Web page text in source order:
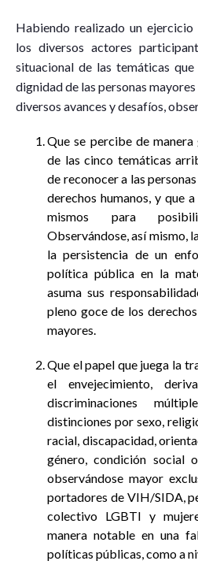
Habiendo realizado un
los diversos actores
situacional de las temáticas
dignidad de las personas
diversos avances y desafíos,
Que se percibe de manera
de las cinco temáticas
de reconocer a las
derechos humanos, y que
mismos para
Observándose, así mismo,
la persistencia de un
política pública en la
asuma sus
pleno goce de los
mayores.
Que el papel que juega la
el envejecimiento,
discriminaciones
distinciones por sexo,
racial, discapacidad,
género, condición social
observándose mayor
portadores de VIH/SIDA,
colectivo LGBTI y
manera notable en una
políticas públicas, como a